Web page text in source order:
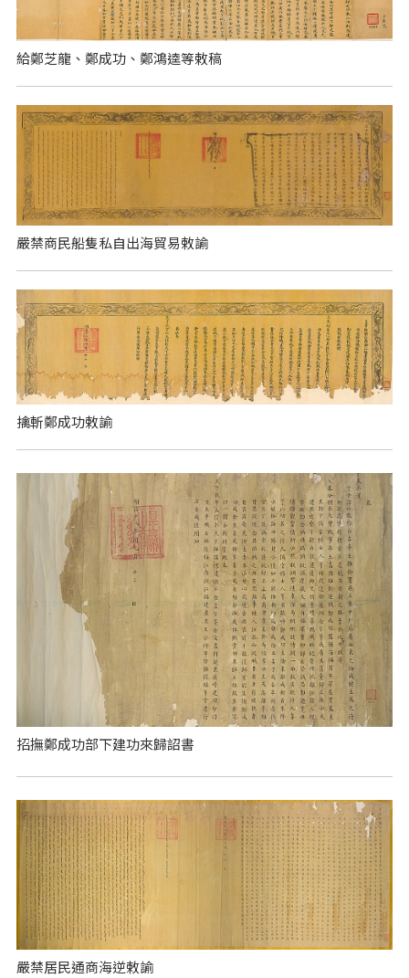
給鄭芝龍、鄭成功、鄭鴻逵等敕稿
嚴禁商民船隻私自出海貿易敕諭
擒斬鄭成功敕諭
招撫鄭成功部下建功來歸詔書
嚴禁居民通商海逆敕諭